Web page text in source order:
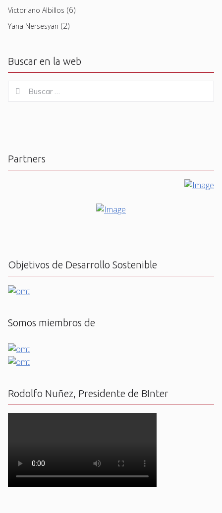
Victoriano Albillos (6)
Yana Nersesyan (2)
Buscar en la web
for:
Buscar
Partners
Objetivos de Desarrollo Sostenible
Somos miembros de
Rodolfo Nuñez, Presidente de BInter